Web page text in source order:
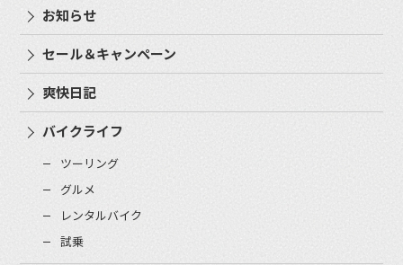
お知らせ
セール＆キャンペーン
爽快日記
バイクライフ
ツーリング
グルメ
レンタルバイク
試乗